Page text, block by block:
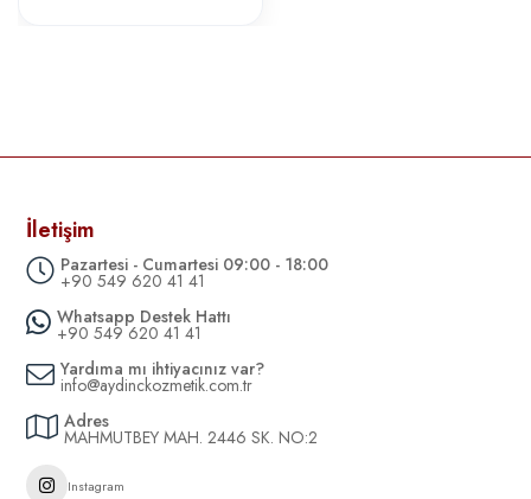
İletişim
Pazartesi - Cumartesi 09:00 - 18:00
+90 549 620 41 41
Whatsapp Destek Hattı
+90 549 620 41 41
Yardıma mı ihtiyacınız var?
info@aydinckozmetik.com.tr
Adres
MAHMUTBEY MAH. 2446 SK. NO:2
Instagram